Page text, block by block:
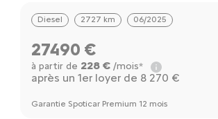
Diesel 2727 km 06/2025
27490 €
à partir de 228 €/mois*
après un 1er loyer de 8 270 €
Garantie Spoticar Premium 12 mois